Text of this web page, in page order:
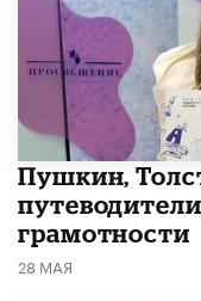
​Пушкин,
грамотности
28 МАЯ